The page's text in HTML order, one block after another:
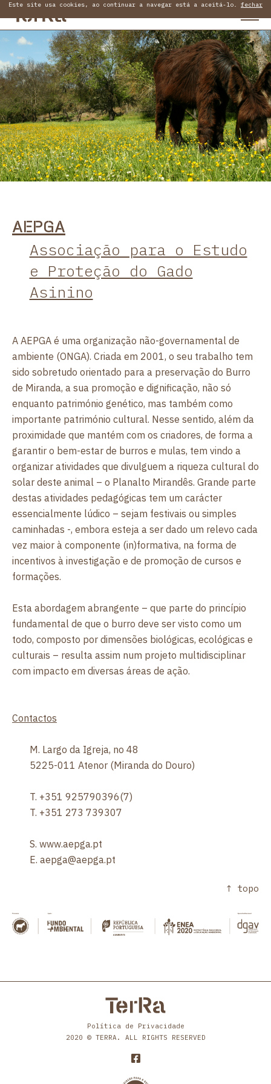
Este site usa cookies, ao continuar a navegar está a aceitá-lo. fechar
AEPGA
Associação para o Estudo
e Proteção do Gado
Asinino
A AEPGA é uma organização não-governamental de
ambiente (ONGA). Criada em 2001, o seu trabalho tem
sido sobretudo orientado para a preservação do Burro
de Miranda, a sua promoção e dignificação, não só
enquanto património genético, mas também como
importante património cultural. Nesse sentido, além da
proximidade que mantém com os criadores, de forma a
garantir o bem-estar de burros e mulas, tem vindo a
organizar atividades que divulguem a riqueza cultural do
solar deste animal – o Planalto Mirandês. Grande parte
destas atividades pedagógicas tem um carácter
essencialmente lúdico – sejam festivais ou simples
caminhadas -, embora esteja a ser dado um relevo cada
vez maior à componente (in)formativa, na forma de
incentivos à investigação e de promoção de cursos e
formações.
Esta abordagem abrangente – que parte do princípio
fundamental de que o burro deve ser visto como um
todo, composto por dimensões biológicas, ecológicas e
culturais – resulta assim num projeto multidisciplinar
com impacto em diversas áreas de ação.
Contactos
M. Largo da Igreja, no 48
5225-011 Atenor (Miranda do Douro)
T. +351 925790396(7)
T. +351 273 739307
S. www.aepga.pt
E. aepga@aepga.pt
↑ topo
Política de Privacidade
2020 © TERRA. ALL RIGHTS RESERVED